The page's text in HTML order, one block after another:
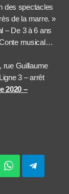
des spectacles
de la marre. »
– De 3 à 6 ans
musical…
rue Guillaume
Ligne 3 – arrêt
2020 –